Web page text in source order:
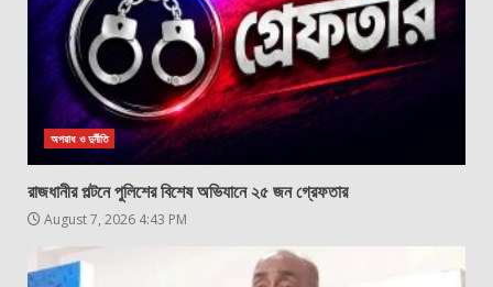
অপরাধ ও দুর্নীতি
রাজধানীর পল্টনে পুলিশের বিশেষ অভিযানে ২৫ জন গ্রেফতার
August 7, 2026 4:43 PM